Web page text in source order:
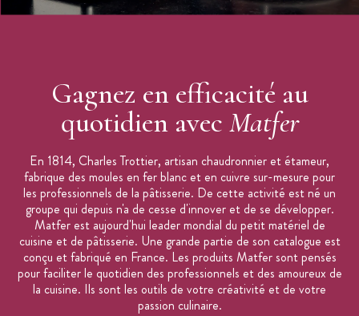
Gagnez en efficacité au
quotidien avec Matfer
En 1814, Charles Trottier, artisan chaudronnier et étameur,
fabrique des moules en fer blanc et en cuivre sur-mesure pour
les professionnels de la pâtisserie. De cette activité est né un
groupe qui depuis n'a de cesse d'innover et de se développer.
Matfer est aujourd'hui leader mondial du petit matériel de
cuisine et de pâtisserie. Une grande partie de son catalogue est
conçu et fabriqué en France. Les produits Matfer sont pensés
pour faciliter le quotidien des professionnels et des amoureux de
la cuisine. Ils sont les outils de votre créativité et de votre
passion culinaire.